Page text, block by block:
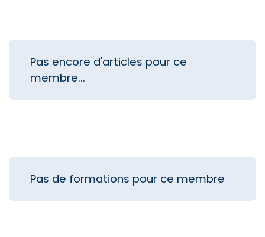
Pas encore d'articles pour ce
membre...
Pas de formations pour ce membre